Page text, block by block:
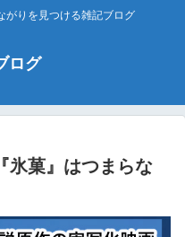
がりを見つける雑記ブログ
ログ
氷菓』はつまらな